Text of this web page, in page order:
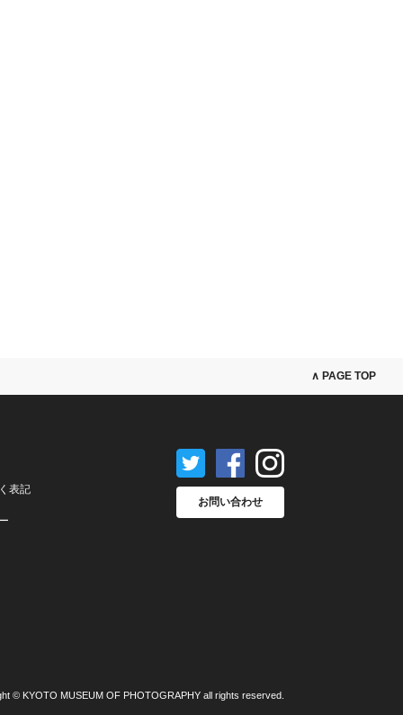
∧ PAGE TOP
表記
お問い合わせ
© KYOTO MUSEUM OF PHOTOGRAPHY all rights reserved.